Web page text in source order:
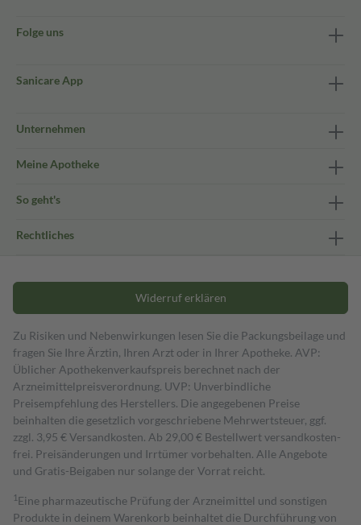
Folge uns
Sanicare App
Unternehmen
Meine Apotheke
So geht's
Rechtliches
Widerruf erklären
Zu Risiken und Nebenwirkungen lesen Sie die Packungsbeilage und
fragen Sie Ihre Ärztin, Ihren Arzt oder in Ihrer Apotheke. AVP:
Üblicher Apothekenverkaufspreis berechnet nach der
Arzneimittelpreisverordnung. UVP: Unverbindliche
Preisempfehlung des Herstellers. Die angegebenen Preise
beinhalten die gesetzlich vorgeschriebene Mehrwertsteuer, ggf.
zzgl. 3,95 € Versandkosten. Ab 29,00 € Bestell­wert versand­kosten­
frei. Preisänderungen und Irrtümer vorbehalten. Alle Angebote
und Gratis-Beigaben nur solange der Vorrat reicht.
1 Eine pharmazeutische Prüfung der Arzneimittel und sonstigen
Produkte in deinem Warenkorb beinhaltet die Durchführung von